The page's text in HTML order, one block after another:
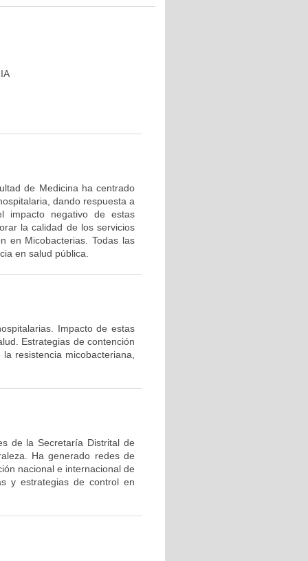
de Medicina ha centrado
dando respuesta a
impacto negativo de estas
la calidad de los servicios
en Micobacterias. Todas las
en salud pública.
Impacto de estas
Estrategias de contención
resistencia micobacteriana,
de la Secretaría Distrital de
Ha generado redes de
nacional e internacional de
y estrategias de control en